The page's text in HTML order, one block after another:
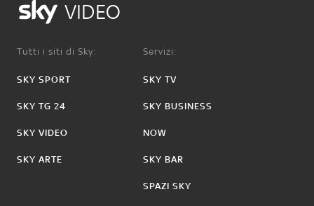
VIDEO
Tutti i siti di Sky:
SKY SPORT
SKY TG 24
SKY VIDEO
SKY ARTE
Servizi:
SKY TV
SKY BUSINESS
NOW
SKY BAR
SPAZI SKY